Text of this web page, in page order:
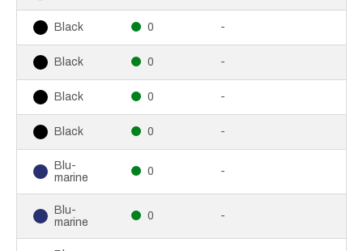
Black 0 -
Black 0 -
Black 0 -
Black 0 -
Blu-
marine
0 -
Blu-
marine
0 -